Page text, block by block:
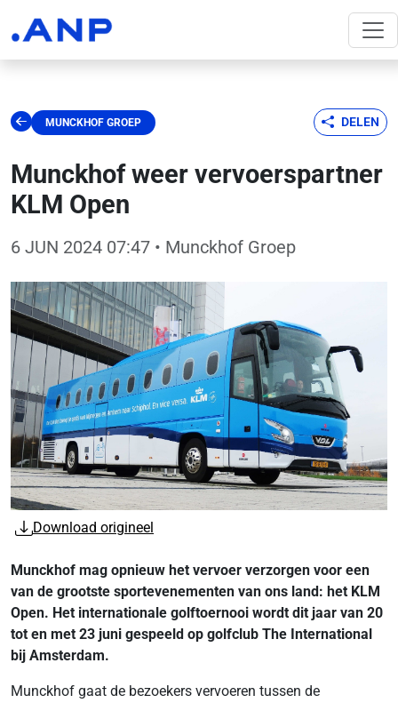
MUNCKHOF GROEP DELEN
Munckhof weer vervoerspartner
KLM Open
6 JUN 2024 07:47 • Munckhof Groep
Download origineel
Munckhof mag opnieuw het vervoer verzorgen voor een
van de grootste sportevenementen van ons land: het KLM
Open. Het internationale golftoernooi wordt dit jaar van 20
tot en met 23 juni gespeeld op golfclub The International
bij Amsterdam.
Munckhof gaat de bezoekers vervoeren tussen de